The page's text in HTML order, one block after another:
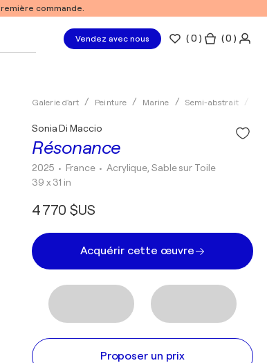
commande.
Vendez avec nous (0 ) ( 0 )
Galerie d'art Peinture Marine Semi-abstrait
Résonance
Sonia Di Maccio
2025 • France •Acrylique, Sable sur Toile
39 x 31 in
4 770 $US
Acquérir cette œuvre
Proposer un prix